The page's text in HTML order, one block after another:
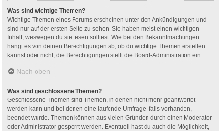
Was sind wichtige Themen?
Wichtige Themen eines Forums erscheinen unter den Ankündigungen und
sind nur auf der ersten Seite zu sehen. Sie haben meist einen wichtigen
Inhalt, weswegen du sie lesen solltest. Wie bei den Bekanntmachungen
hängt es von deinen Berechtigungen ab, ob du wichtige Themen erstellen
kannst oder nicht; die Berechtigungen stellt die Board-Administration ein.
Nach oben
Was sind geschlossene Themen?
Geschlossene Themen sind Themen, in denen nicht mehr geantwortet
werden kann und bei denen eine laufende Umfrage, falls vorhanden,
beendet wurde. Themen können aus vielen Gründen durch einen Moderator
oder Administrator gesperrt werden. Eventuell hast du auch die Möglichkeit,